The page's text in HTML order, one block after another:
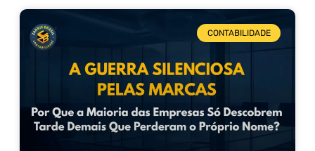
CONTABILIDADE